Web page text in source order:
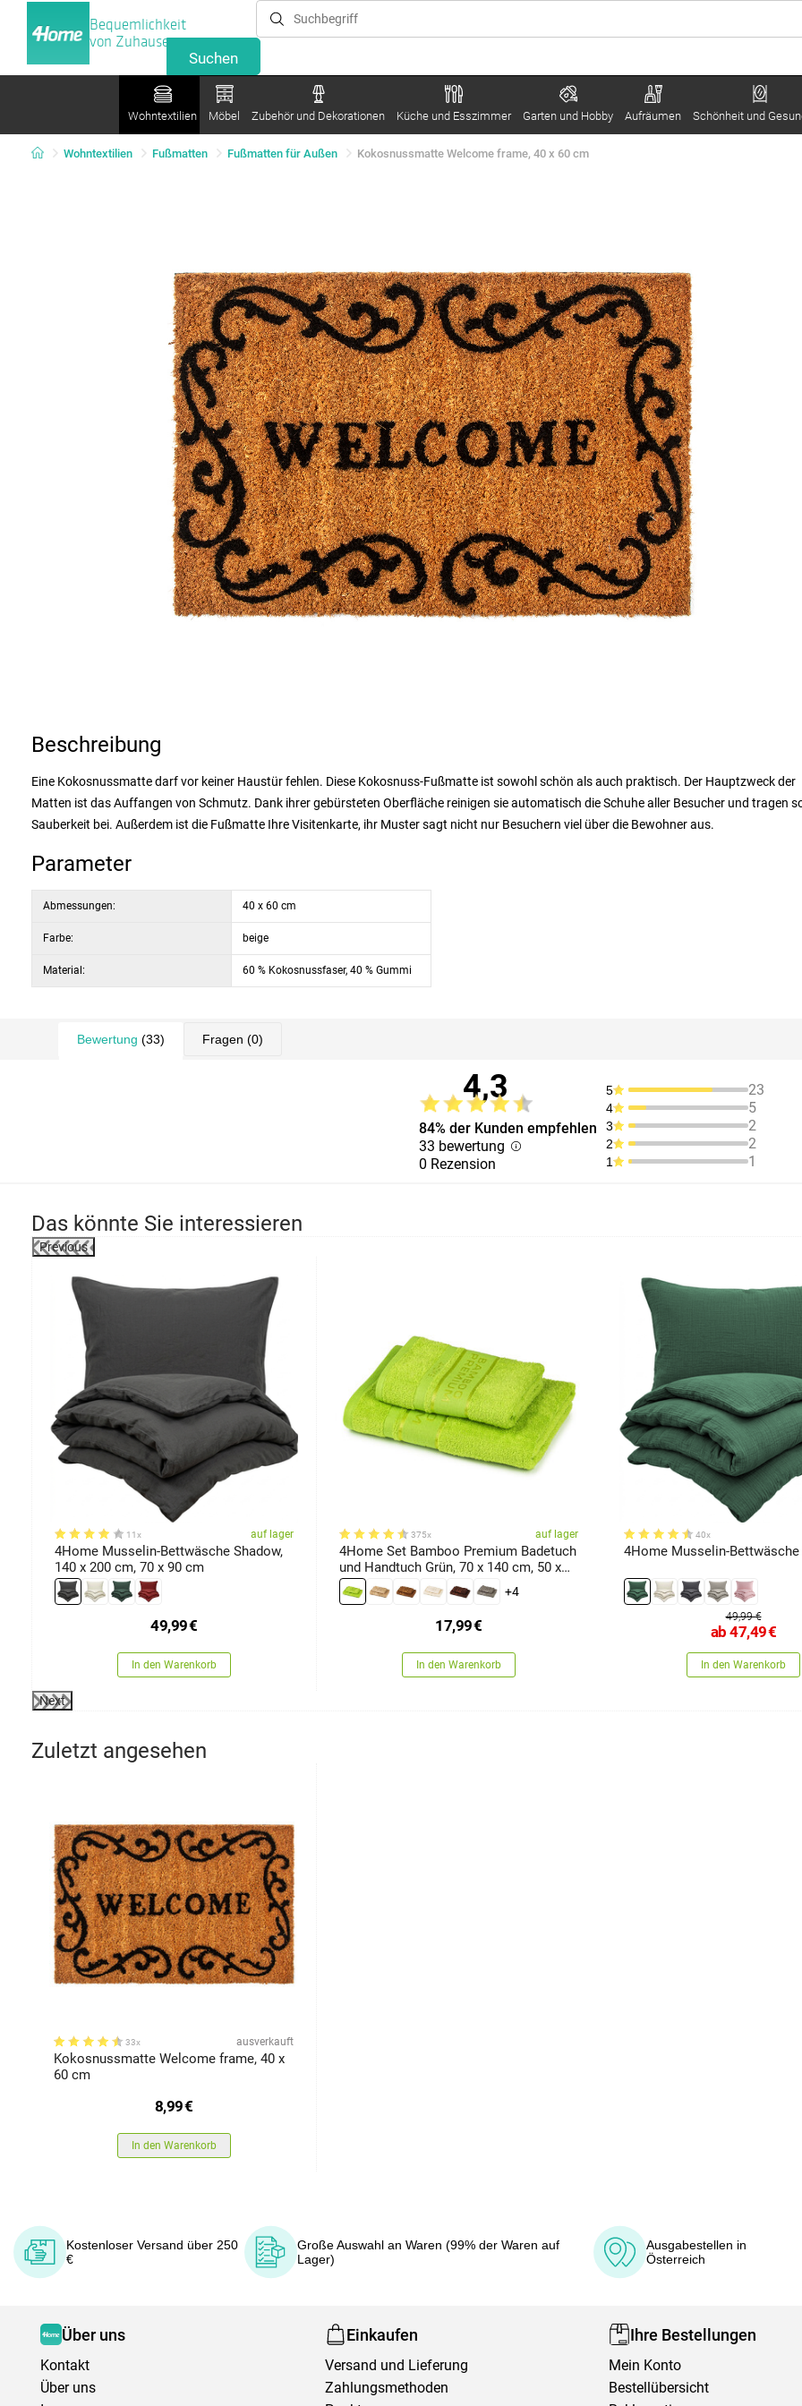
Bequemlichkeit
von Zuhause
Wohntextilien Möbel Zubehör und Dekorationen Küche und Esszimmer Garten und Hobby Aufräumen Schönheit und
Wohntextilien Fußmatten Fußmatten für Außen Kokosnussmatte Welcome frame, 40 x 60 cm
Beschreibung
Eine Kokosnussmatte darf vor keiner Haustür fehlen. Diese Kokosnuss-Fußmatte ist sowohl schön als auch praktisch. Der Hauptzweck der
Matten ist das Auffangen von Schmutz. Dank ihrer gebürsteten Oberfläche reinigen sie automatisch die Schuhe aller Besucher und tragen
Sauberkeit bei. Außerdem ist die Fußmatte Ihre Visitenkarte, ihr Muster sagt nicht nur Besuchern viel über die Bewohner aus.
Parameter
Abmessungen: 40 x 60 cm
Farbe: beige
Material: 60 % Kokosnussfaser, 40 % Gummi
Bewertung (33) Fragen (0)
4,3
84% der Kunden empfehlen
33 bewertung
0 Rezension
5 23
4 5
3 2
2 2
1 1
Das könnte Sie interessieren
Previous
11x auf lager
4Home Musselin-Bettwäsche Shadow,
140 x 200 cm, 70 x 90 cm
49,99€
In den Warenkorb
375x auf lager
4Home Set Bamboo Premium Badetuch
und Handtuch Grün, 70 x 140 cm, 50 x
100 cm
+4
17,99€
In den Warenkorb
40x
4Home Musselin-
49,99 €
ab 47,49€
In den Warenkorb
Next
Zuletzt angesehen
33x ausverkauft
Kokosnussmatte Welcome frame, 40 x
60 cm
8,99€
In den Warenkorb
Kostenloser Versand über 250
€
Große Auswahl an Waren (99% der Waren auf
Lager)
Ausgabestellen in
Österreich
Über uns
Kontakt
Über uns
Einkaufen
Versand und Lieferung
Zahlungsmethoden
Ihre Bestellungen
Mein Konto
Bestellübersicht